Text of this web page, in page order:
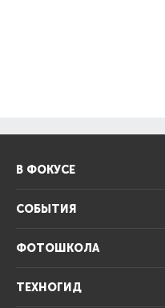
В ФОКУСЕ
СОБЫТИЯ
ФОТОШКОЛА
ТЕХНОГИД